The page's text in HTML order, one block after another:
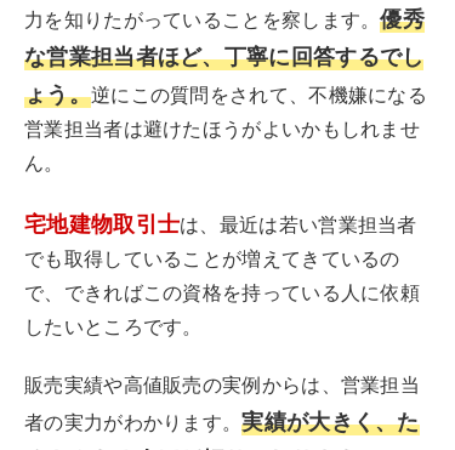
力を知りたがっていることを察します。優秀
な営業担当者ほど、丁寧に回答するでし
ょう。逆にこの質問をされて、不機嫌になる
営業担当者は避けたほうがよいかもしれませ
ん。
宅地建物取引士は、最近は若い営業担当者
でも取得していることが増えてきているの
で、できればこの資格を持っている人に依頼
したいところです。
販売実績や高値販売の実例からは、営業担当
者の実力がわかります。実績が大きく、た